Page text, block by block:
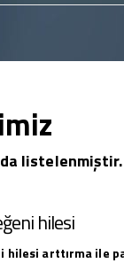
listelenmiştir.
hilesi
hilesi arttırma ile